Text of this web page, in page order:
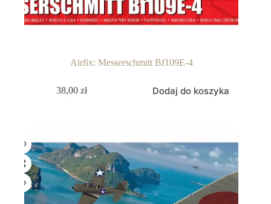
Airfix: Messerschmitt Bf109E-4
38,00zł Dodaj do koszyka